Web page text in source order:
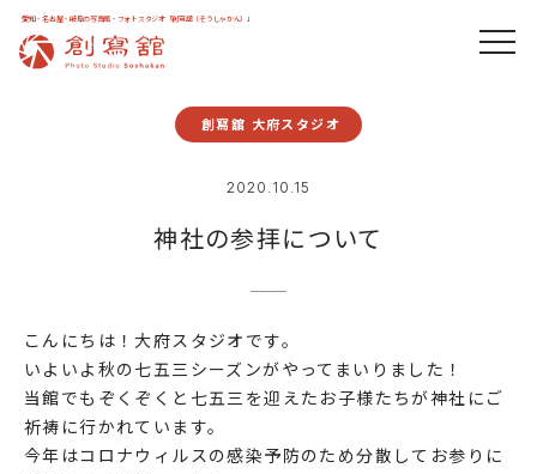
愛知・名古屋・岐阜の写真館・フォトスタジオ「創寫舘（そうしゃかん）」
創寫舘 大府スタジオ
2020.10.15
神社の参拝について
こんにちは！大府スタジオです。
いよいよ秋の七五三シーズンがやってまいりました！
当館でもぞくぞくと七五三を迎えたお子様たちが神社にご
祈祷に行かれています。
今年はコロナウィルスの感染予防のため分散してお参りに